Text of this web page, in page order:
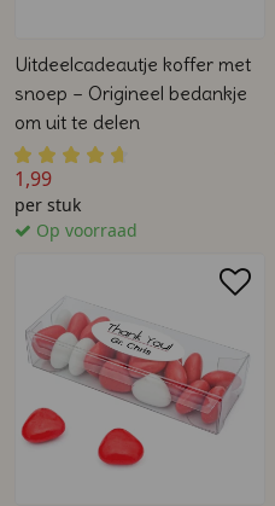
Uitdeelcadeautje koffer met
snoep – Origineel bedankje
om uit te delen
1,99
per stuk
Op voorraad